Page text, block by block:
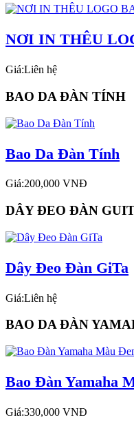
NƠI IN THÊU
Giá:Liên hệ
BAO DA ĐÀN TÍNH
Bao Da Đàn Tính
Giá:200,000 VNĐ
DÂY ĐEO ĐÀN
Dây Đeo Đàn GiTa
Giá:Liên hệ
BAO DA ĐÀN
Bao Đàn Yamaha
Giá:330,000 VNĐ